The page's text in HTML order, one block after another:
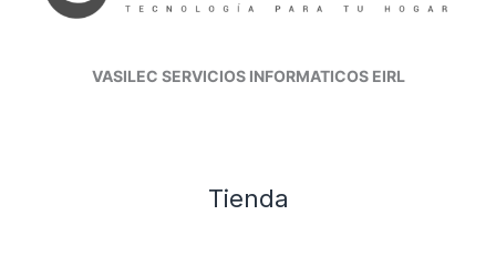
VASILEC SERVICIOS INFORMATICOS EIRL
Tienda